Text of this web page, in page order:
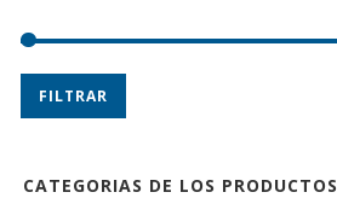
FILTRAR
CATEGORIAS DE LOS PRODUCTOS